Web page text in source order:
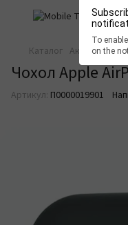
To
on the
Каталог Аксесуари
Чохол Apple
Артикул: П0000019901